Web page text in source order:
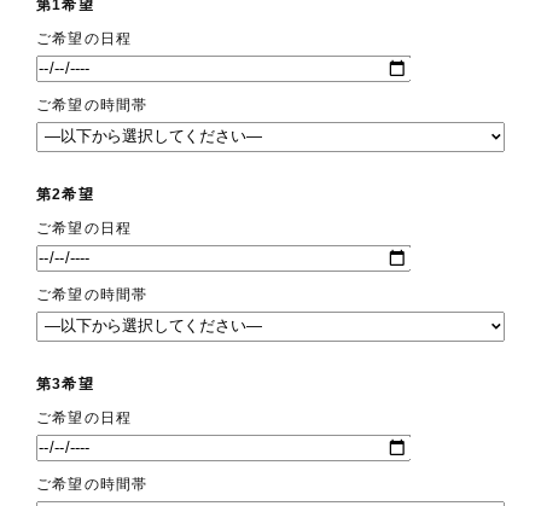
第1希望
ご希望の日程
ご希望の時間帯
第2希望
ご希望の日程
ご希望の時間帯
第3希望
ご希望の日程
ご希望の時間帯